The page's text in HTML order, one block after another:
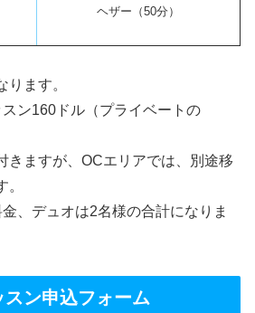
ヘザー（50分）
ます。
ン160ドル（プライベートの
きますが、OCエリアでは、別途移
、デュオは2名様の合計になりま
スン申込フォーム